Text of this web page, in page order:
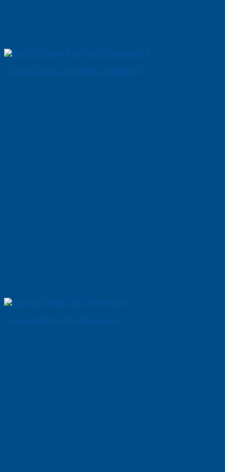
Cửa Gỗ Chống Cháy MDF Laminate P1
Cửa Gỗ Chống Cháy 2P son xam